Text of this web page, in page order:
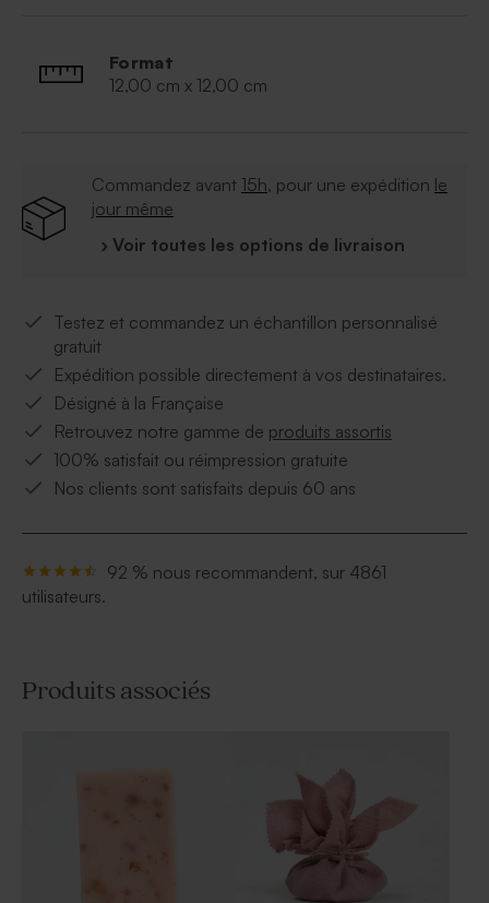
Format
12,00 cm x 12,00 cm
Commandez avant 15h, pour une expédition le
jour même
› Voir toutes les options de livraison
Testez et commandez un échantillon personnalisé
gratuit
Expédition possible directement à vos destinataires.
Désigné à la Française
Retrouvez notre gamme de produits assortis
100% satisfait ou réimpression gratuite
Nos clients sont satisfaits depuis 60 ans
92 % nous recommandent, sur 4861
utilisateurs.
Produits associés